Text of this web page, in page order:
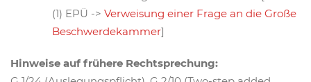
(1) EPÜ -> Verweisung einer Frage an die Große
Beschwerdekammer]
Hinweise auf frühere Rechtsprechung: